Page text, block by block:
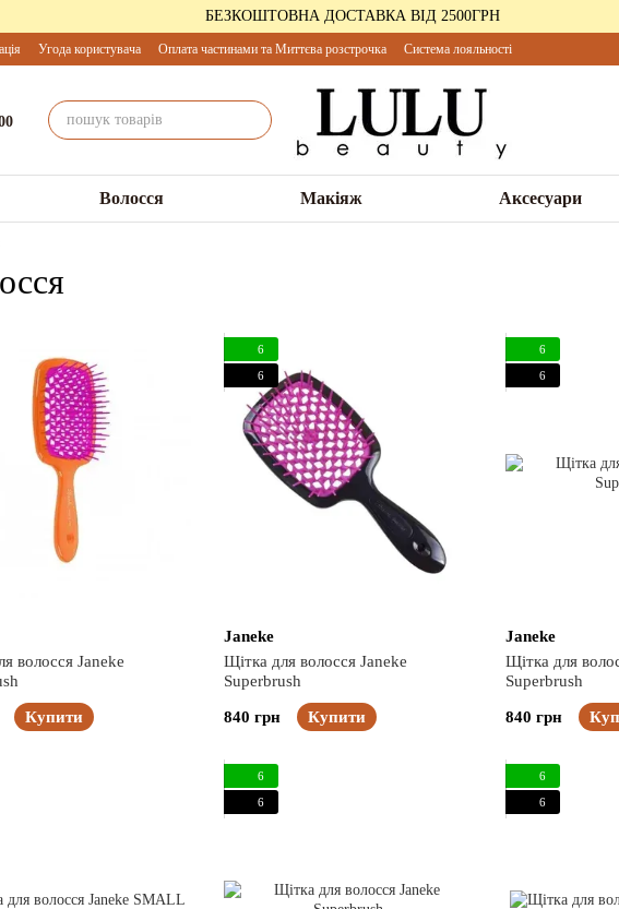
БЕЗКОШТОВНА ДОСТАВКА ВІД 2500ГРН
Угода користувача Оплата частинами та Миттєва розстрочка Система лояльності
Волосся Макіяж Аксесуари
волосся Janeke
Купити
6
6
Janeke
Щітка для волосся Janeke
Superbrush
840 грн Купити
6
6
Janeke
Щітка для
Superbrush
840 грн
6
6
6
6